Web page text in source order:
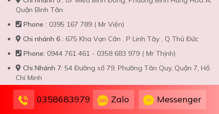
Quận Bình Tân
Phone : 0395 167 789 ( Mr Viện)
Chi nhánh 6 : 675 Kha Vạn Cân , P Linh Tây , Q Thủ Đức
Phone: 0944 761 461 - 0358 683 979 ( Mr Thịnh)
Chi Nhánh 7: 54 Đường số 79, Phường Tân Quy, Quận 7, Hồ
Chí Minh
Phone:
Bãi Xe :
1129/18 Lạc Long Quân, P11 Q. Tân Bình-
0358683979 Zalo Messenger